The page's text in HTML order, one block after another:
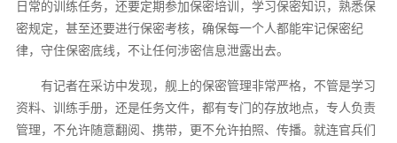
日常的训练任务，还要定期参加保密培训，学习保密知识，熟悉保
密规定，甚至还要进行保密考核，确保每一个人都能牢记保密纪
律，守住保密底线，不让任何涉密信息泄露出去。
有记者在采访中发现，舰上的保密管理非常严格，不管是学习
资料、训练手册，还是任务文件，都有专门的存放地点，专人负责
管理，不允许随意翻阅、携带，更不允许拍照、传播。就连官兵们